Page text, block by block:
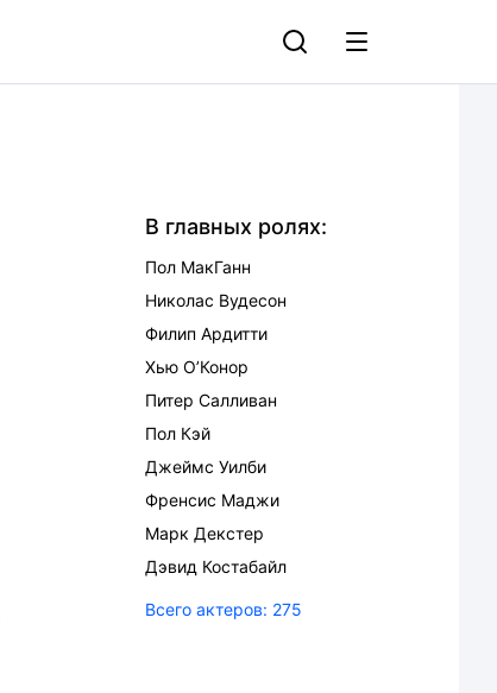
В главных ролях:
Пол МакГанн
Николас Вудесон
Филип Ардитти
Хью О’Конор
Питер Салливан
Пол Кэй
Джеймс Уилби
Френсис Маджи
Марк Декстер
Дэвид Костабайл
Всего актеров: 275